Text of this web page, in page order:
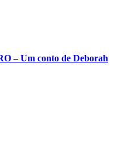
– Um conto de Deborah